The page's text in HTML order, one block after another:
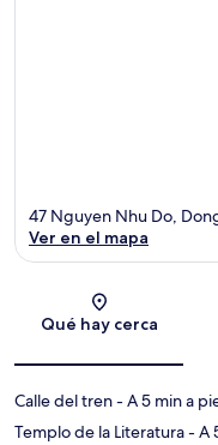
47 Nguyen Nhu Do,
Ver en el mapa
Qué hay cerca
Calle del tren- A 5 min a
Templo de la Literatura- A